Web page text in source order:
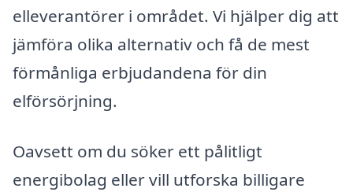
elleverantörer i området. Vi hjälper dig att
jämföra olika alternativ och få de mest
förmånliga erbjudandena för din
elförsörjning.
Oavsett om du söker ett pålitligt
energibolag eller vill utforska billigare